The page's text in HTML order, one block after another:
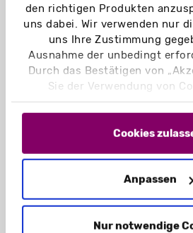
den richtigen Produkten
uns dabei. Wir verwenden nur
uns Ihre Zustimmung
Ausnahme der unbedingt
Durch das Bestätigen von
Sie der Verwendung von
„Einstellungen“ können Sie
Cookies Sie zulassen. Hier
und unsere
Cookies
Anpassen
Nur notwendige